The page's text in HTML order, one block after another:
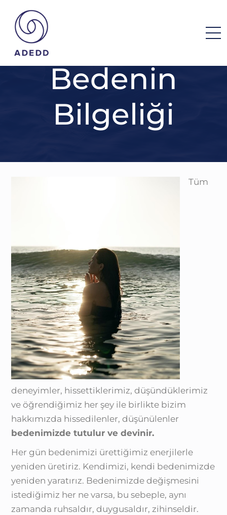
Bedenin
Bilgeliği
Tüm
deneyimler, hissettiklerimiz, düşündüklerimiz
ve öğrendiğimiz her şey ile birlikte bizim
hakkımızda hissedilenler, düşünülenler
bedenimizde tutulur ve devinir.
Her gün bedenimizi ürettiğimiz enerjilerle
yeniden üretiriz. Kendimizi, kendi bedenimizde
yeniden yaratırız. Bedenimizde değişmesini
istediğimiz her ne varsa, bu sebeple, aynı
zamanda ruhsaldır, duygusaldır, zihinseldir.